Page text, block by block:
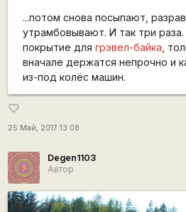
...потом снова посыпают,
утрамбовывают. И так три
покрытие для грэвел-байка ,
вначале держатся непрочно и
из-под колёс машин.
favorite_border
25 Май, 2017 13:08
Degen1103
Автор